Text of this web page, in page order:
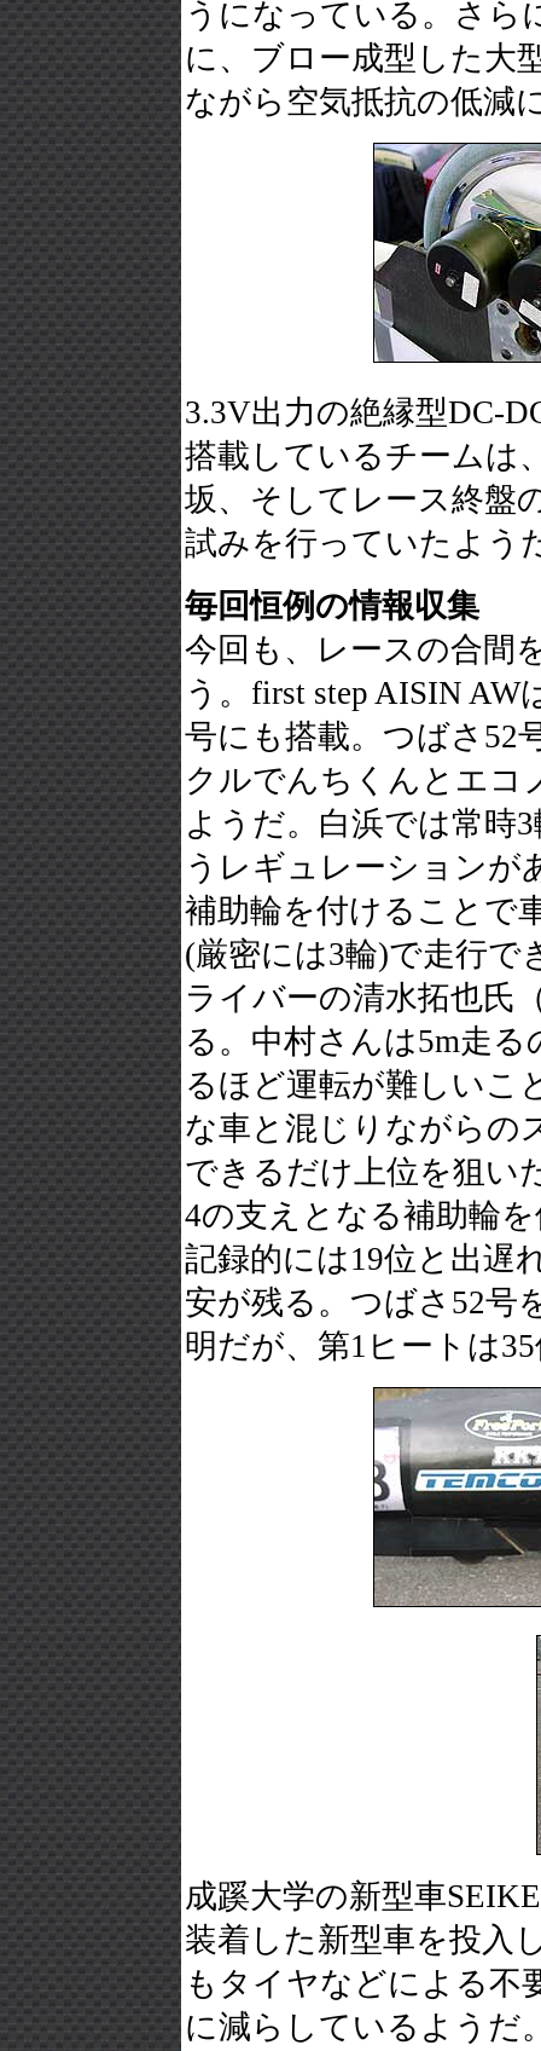
うになっている。さら
に、ブロー成型した大
ながら空気抵抗の低減
3.3V出力の絶縁型DC-
搭載しているチームは
坂、そしてレース終盤
試みを行っていたよう
毎回恒例の情報収集
今回も、レースの合間
う。first step AISIN
号にも搭載。つばさ52
クルでんちくんとエコ
ようだ。白浜では常時
うレギュレーションが
補助輪を付けることで
(厳密には3輪)で走行で
ライバーの清水拓也氏
る。中村さんは5m走
るほど運転が難しいこ
な車と混じりながらの
できるだけ上位を狙い
4の支えとなる補助輪
記録的には19位と出遅
安が残る。つばさ52号
明だが、第1ヒートは
成蹊大学の新型車
装着した新型車を投入
もタイヤなどによる不
に減らしているようだ